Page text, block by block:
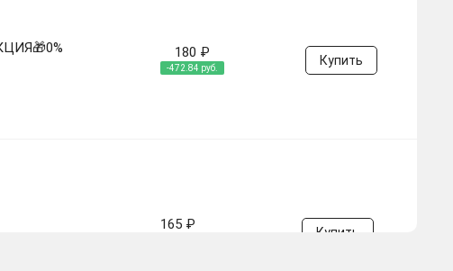
180 ₽
-472.84 руб.
Купить
165 ₽ Купить